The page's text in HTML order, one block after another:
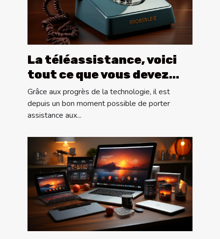
La téléassistance, voici
tout ce que vous devez
savoir !
Grâce aux progrès de la technologie, il est
depuis un bon moment possible de porter
assistance aux...